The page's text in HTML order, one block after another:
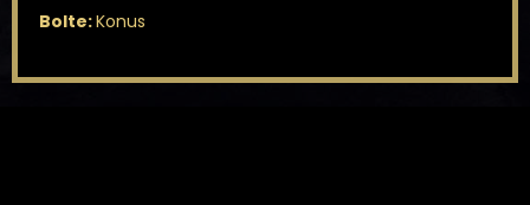
Bolte:Konus